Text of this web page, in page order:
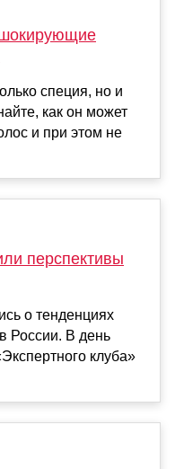
специя, но и
как он может
и при этом не
перспективы
о тенденциях
России. В день
клуба»